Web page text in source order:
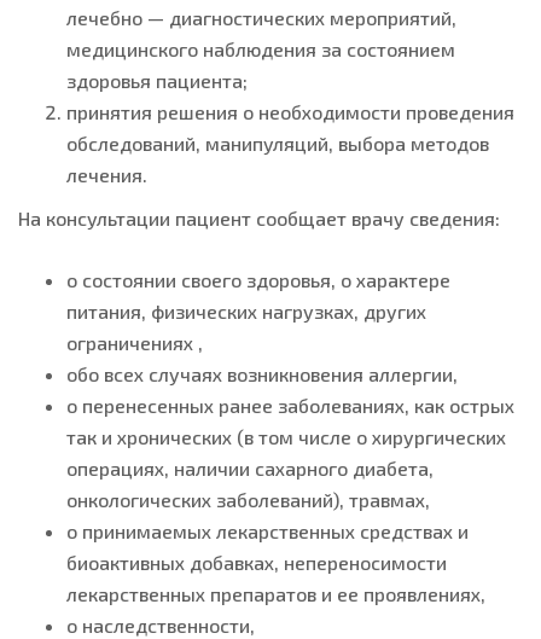
лечебно — диагностических мероприятий,
медицинского наблюдения за состоянием
здоровья пациента;
принятия решения о необходимости проведения
обследований, манипуляций, выбора методов
лечения.
На консультации пациент сообщает врачу сведения:
о состоянии своего здоровья, о характере
питания, физических нагрузках, других
ограничениях ,
обо всех случаях возникновения аллергии,
о перенесенных ранее заболеваниях, как острых
так и хронических (в том числе о хирургических
операциях, наличии сахарного диабета,
онкологических заболеваний), травмах,
о принимаемых лекарственных средствах и
биоактивных добавках, непереносимости
лекарственных препаратов и ее проявлениях,
о наследственности,